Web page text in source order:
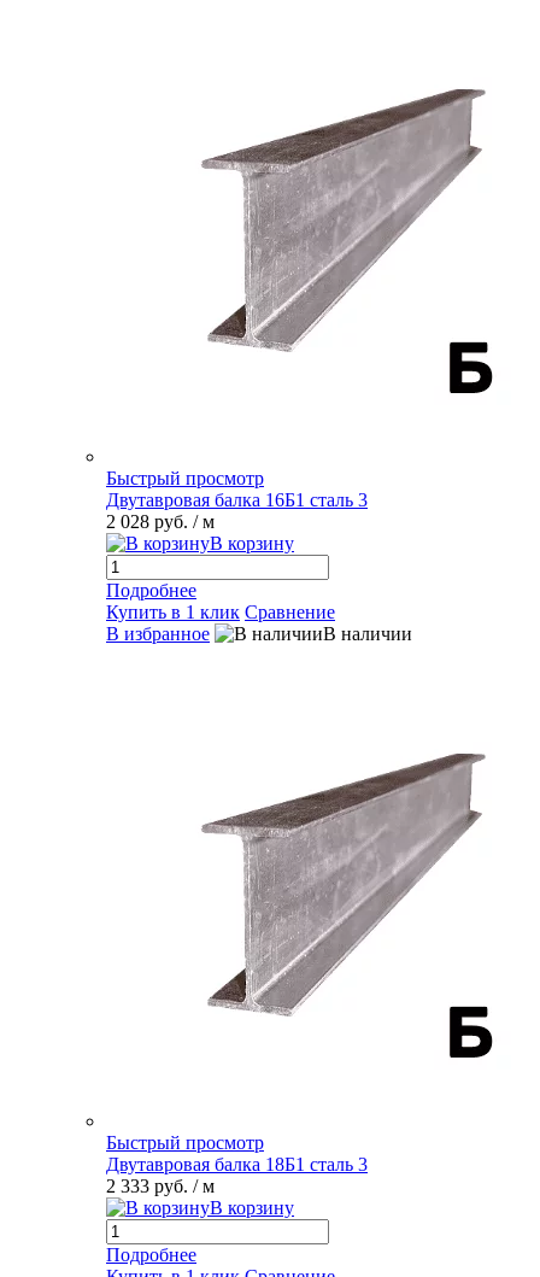
Быстрый просмотр
Двутавровая балка 16Б1 сталь 3
2 028 руб. / м
В корзину
Подробнее
Купить в 1 клик Сравнение
В избранное
В наличии
Быстрый просмотр
Двутавровая балка 18Б1 сталь 3
2 333 руб. / м
В корзину
Подробнее